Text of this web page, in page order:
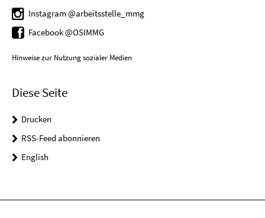
Instagram @arbeitsstelle_mmg
Facebook @OSIMMG
Hinweise zur Nutzung sozialer Medien
Diese Seite
Drucken
RSS-Feed abonnieren
English